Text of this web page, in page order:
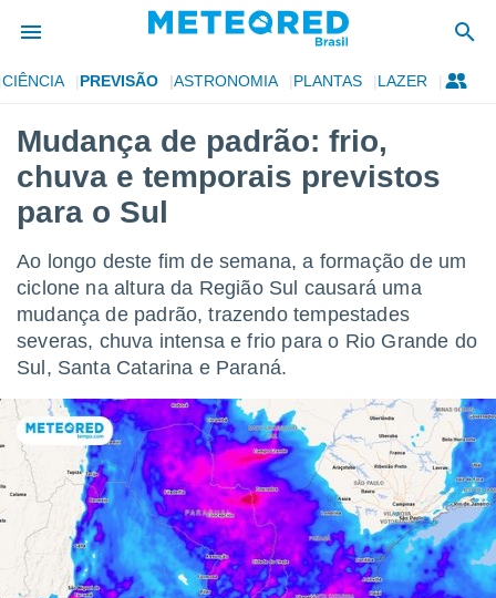
da
para
fornecidas
forma
digital
recolhidas
ou
permite-
CIÊNCIA PREVISÃO ASTRONOMIA PLANTAS LAZER
Mudança de padrão: frio,
chuva e temporais previstos
para o Sul
Ao longo deste fim de semana, a formação de um
ciclone na altura da Região Sul causará uma
mudança de padrão, trazendo tempestades
severas, chuva intensa e frio para o Rio Grande do
Sul, Santa Catarina e Paraná.